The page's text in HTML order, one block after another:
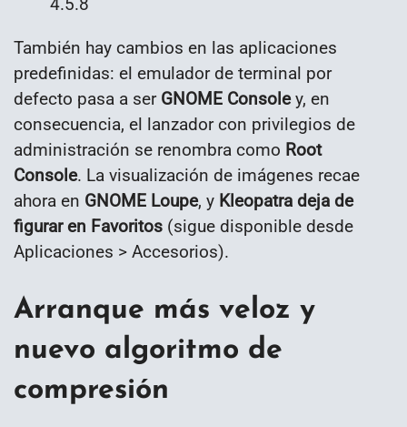
4.5.8
También hay cambios en las aplicaciones
predefinidas: el emulador de terminal por
defecto pasa a ser GNOME Consoley, en
consecuencia, el lanzador con privilegios de
administración se renombra como Root
Console. La visualización de imágenes recae
ahora en GNOME Loupe, y Kleopatra deja de
figurar en Favoritos (sigue disponible desde
Aplicaciones > Accesorios).
Arranque más veloz y
nuevo algoritmo de
compresión